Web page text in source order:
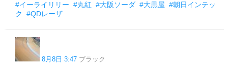
#イーライリリー #丸紅 #大阪ソーダ #大黒屋 #朝日インテッ
ク
#QDレーザ
8月8日 3:47 ブラック